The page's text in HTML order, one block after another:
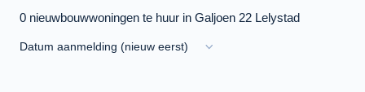
0 nieuwbouwwoningen te huur in Galjoen 22 Lelystad